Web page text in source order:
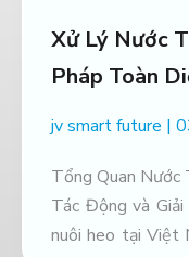
Xử Lý Nước
Pháp Toàn
jv smart future
Tổng Quan Nước
Tác Động và
nuôi heo tại Việt